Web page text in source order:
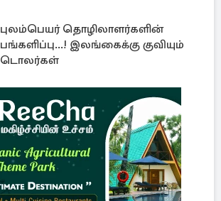
புலம்பெயர் தொழிலாளர்களின்
பங்களிப்பு...! இலங்கைக்கு குவியும்
டொலர்கள்